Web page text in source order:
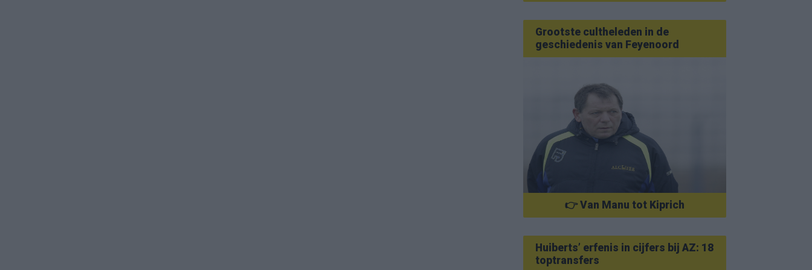
Grootste cultheleden in de
geschiedenis van Feyenoord
👉 Van Manu tot Kiprich
Huiberts’ erfenis in cijfers bij AZ: 18
toptransfers